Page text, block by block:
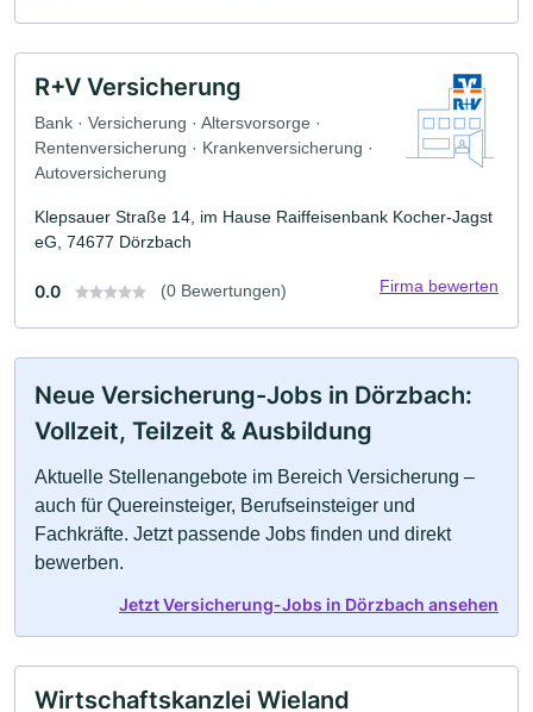
R+V Versicherung
Bank · Versicherung · Altersvorsorge ·
Rentenversicherung · Krankenversicherung ·
Autoversicherung
Klepsauer Straße 14, im Hause Raiffeisenbank Kocher-Jagst
eG, 74677 Dörzbach
0.0 (0 Bewertungen) Firma bewerten
Neue Versicherung-Jobs in Dörzbach:
Vollzeit, Teilzeit & Ausbildung
Aktuelle Stellenangebote im Bereich Versicherung –
auch für Quereinsteiger, Berufseinsteiger und
Fachkräfte. Jetzt passende Jobs finden und direkt
bewerben.
Jetzt Versicherung-Jobs in Dörzbach ansehen
Wirtschaftskanzlei Wieland